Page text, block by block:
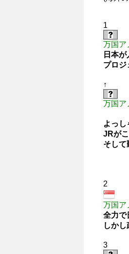
1
万国ア
日本
プロジ
↑
万国ア
よっし
JRが
そして
2
万国ア
全力で
しか
3